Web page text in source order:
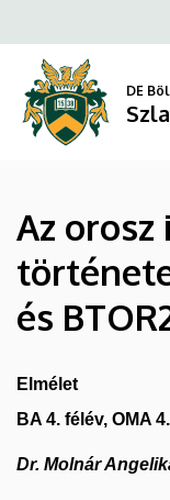
orosz
irodalom
története
és
Intézet
a
tartalomra
DE
Az
története
és
Elmélet
BA 4. félév, OMA
Dr. Molnár